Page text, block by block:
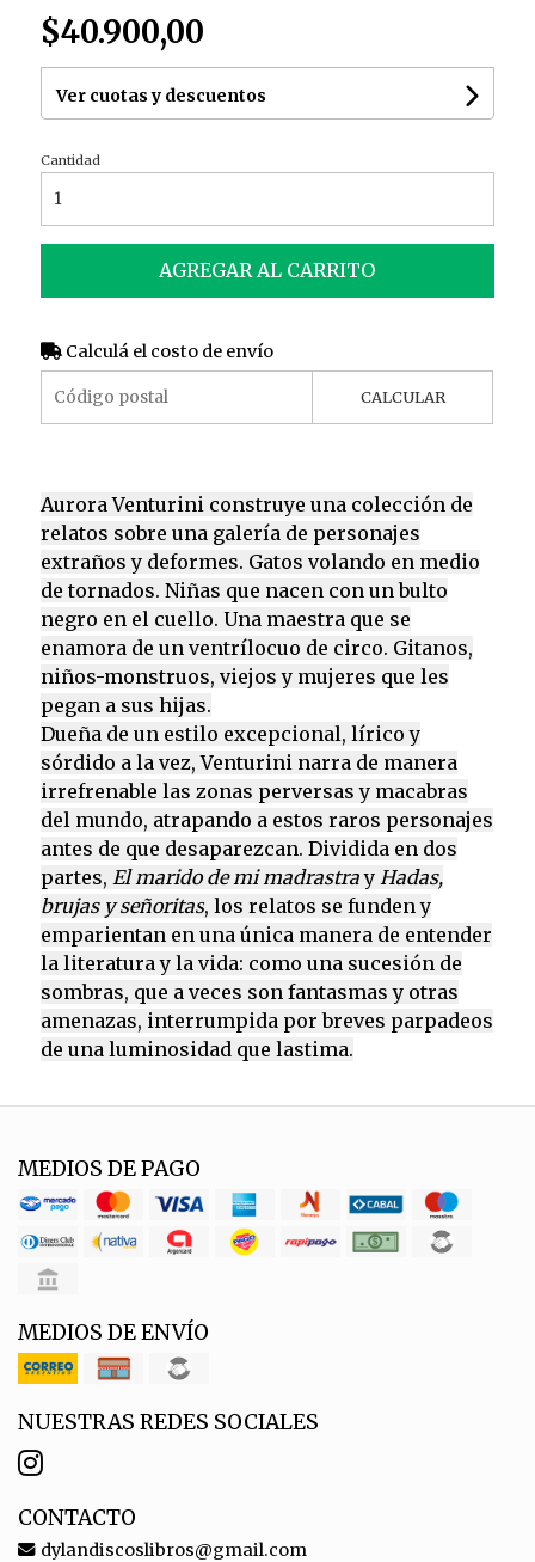
$40.900,00
Ver cuotas y descuentos
Cantidad
AGREGAR AL CARRITO
Calculá el costo de envío
CALCULAR
Aurora Venturini construye una colección de
relatos sobre una galería de personajes
extraños y deformes. Gatos volando en medio
de tornados. Niñas que nacen con un bulto
negro en el cuello. Una maestra que se
enamora de un ventrílocuo de circo. Gitanos,
niños-monstruos, viejos y mujeres que les
pegan a sus hijas.
Dueña de un estilo excepcional, lírico y
sórdido a la vez, Venturini narra de manera
irrefrenable las zonas perversas y macabras
del mundo, atrapando a estos raros personajes
antes de que desaparezcan. Dividida en dos
partes, El marido de mi madrastray Hadas,
brujas y señoritas, los relatos se funden y
emparientan en una única manera de entender
la literatura y la vida: como una sucesión de
sombras, que a veces son fantasmas y otras
amenazas, interrumpida por breves parpadeos
de una luminosidad que lastima.
MEDIOS DE PAGO
MEDIOS DE ENVÍO
NUESTRAS REDES SOCIALES
CONTACTO
dylandiscoslibros@gmail.com